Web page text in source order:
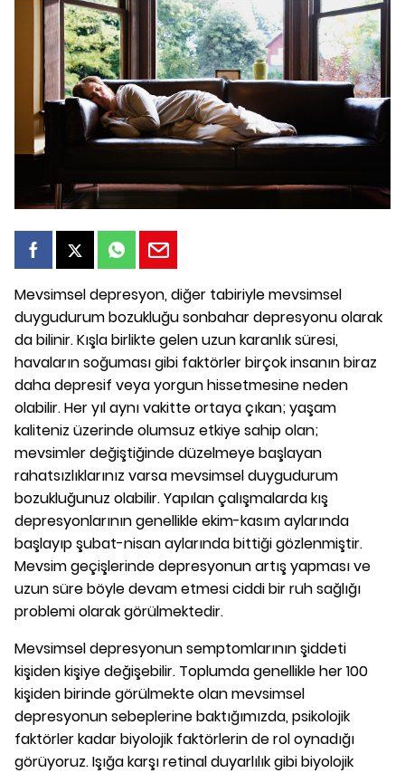
Mevsimsel depresyon, diğer tabiriyle mevsimsel
duygudurum bozukluğu sonbahar depresyonu olarak
da bilinir. Kışla birlikte gelen uzun karanlık süresi,
havaların soğuması gibi faktörler birçok insanın biraz
daha depresif veya yorgun hissetmesine neden
olabilir. Her yıl aynı vakitte ortaya çıkan; yaşam
kaliteniz üzerinde olumsuz etkiye sahip olan;
mevsimler değiştiğinde düzelmeye başlayan
rahatsızlıklarınız varsa mevsimsel duygudurum
bozukluğunuz olabilir. Yapılan çalışmalarda kış
depresyonlarının genellikle ekim-kasım aylarında
başlayıp şubat-nisan aylarında bittiği gözlenmiştir.
Mevsim geçişlerinde depresyonun artış yapması ve
uzun süre böyle devam etmesi ciddi bir ruh sağlığı
problemi olarak görülmektedir.
Mevsimsel depresyonun semptomlarının şiddeti
kişiden kişiye değişebilir. Toplumda genellikle her 100
kişiden birinde görülmekte olan mevsimsel
depresyonun sebeplerine baktığımızda, psikolojik
faktörler kadar biyolojik faktörlerin de rol oynadığı
görüyoruz. Işığa karşı retinal duyarlılık gibi biyolojik